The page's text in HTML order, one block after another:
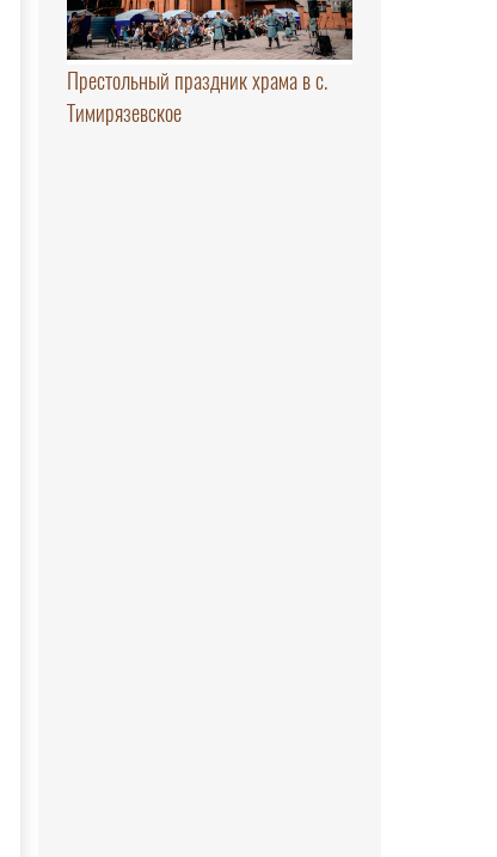
Престольный праздник храма в с.
Тимирязевское